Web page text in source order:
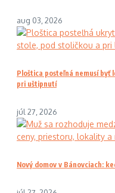
aug 03, 2026
Ploštica posteľná nemusí byť
pri uštipnutí
júl 27, 2026
Nový domov v Bánovciach: